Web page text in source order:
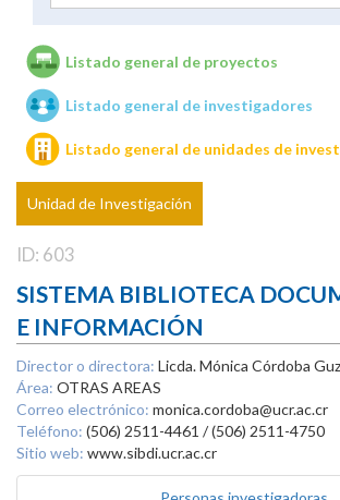
Unidades de investigación
Listado general de proyectos
Listado general de investigadores
Listado general de unidades de
Unidad de Investigación
ID: 603
SISTEMA BIBLIOTECA
E INFORMACIÓN
Director o directora: Licda. Mónica Córdoba
Área: OTRAS AREAS
Correo electrónico: monica.cordoba@ucr.ac.cr
Teléfono: (506) 2511-4461 / (506) 2511-4750
Sitio web: www.sibdi.ucr.ac.cr